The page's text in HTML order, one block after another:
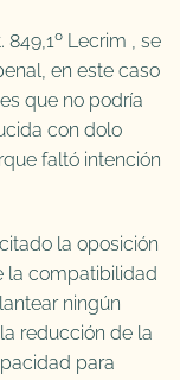
Lecrim , se
en este caso
que no podría
con dolo
faltó intención
la oposición
la compatibilidad
ningún
reducción de la
para